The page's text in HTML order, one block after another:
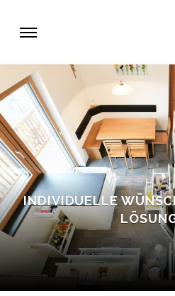
INDIVIDUELLE